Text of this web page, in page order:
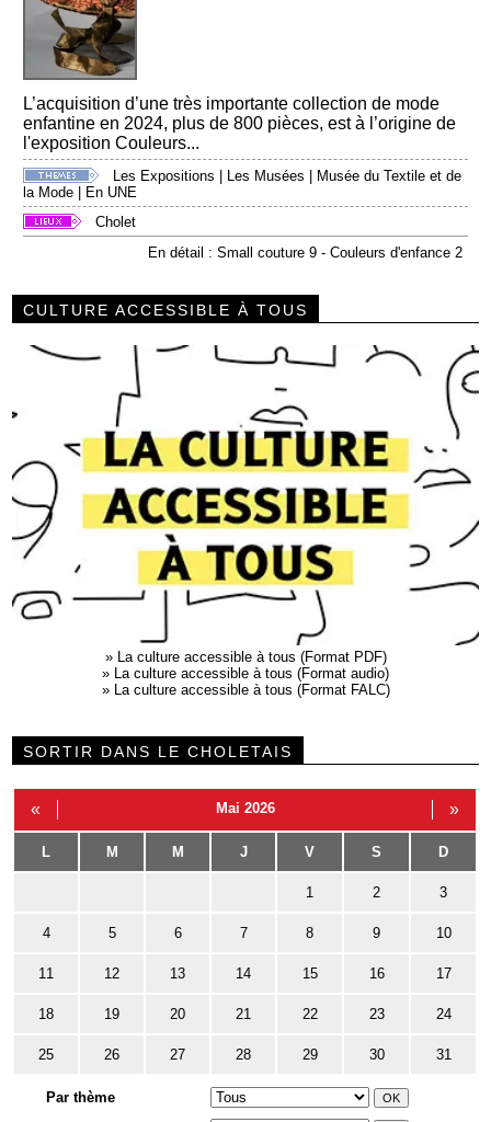
L’acquisition d’une très importante collection de mode
enfantine en 2024, plus de 800 pièces, est à l’origine de
l'exposition Couleurs...
Les Expositions | Les Musées | Musée du Textile et de
la Mode | En UNE
Cholet
En détail : Small couture 9 - Couleurs d'enfance 2
CULTURE ACCESSIBLE À TOUS
» La culture accessible à tous (Format PDF)
» La culture accessible à tous (Format audio)
» La culture accessible à tous (Format FALC)
SORTIR DANS LE CHOLETAIS
« Mai 2026 »
L M M J V S D
1 2 3
4 5 6 7 8 9 10
11 12 13 14 15 16 17
18 19 20 21 22 23 24
25 26 27 28 29 30 31
Par thème